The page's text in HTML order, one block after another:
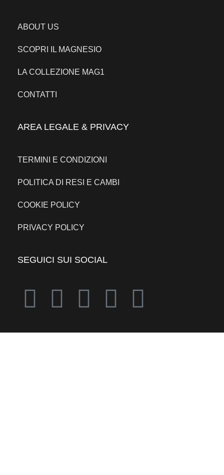
ABOUT US
SCOPRI IL MAGNESIO
LA COLLEZIONE MAG1
CONTATTI
AREA LEGALE & PRIVACY
TERMINI E CONDIZIONI
POLITICA DI RESI E CAMBI
COOKIE POLICY
PRIVACY POLICY
SEGUICI SUI SOCIAL